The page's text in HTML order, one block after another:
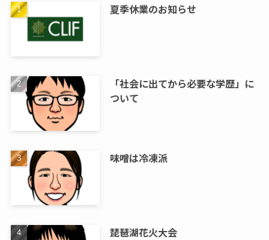
夏季休業のお知らせ
「社会に出てから必要な学歴」に
ついて
味噌は冷凍派
琵琶湖花火大会